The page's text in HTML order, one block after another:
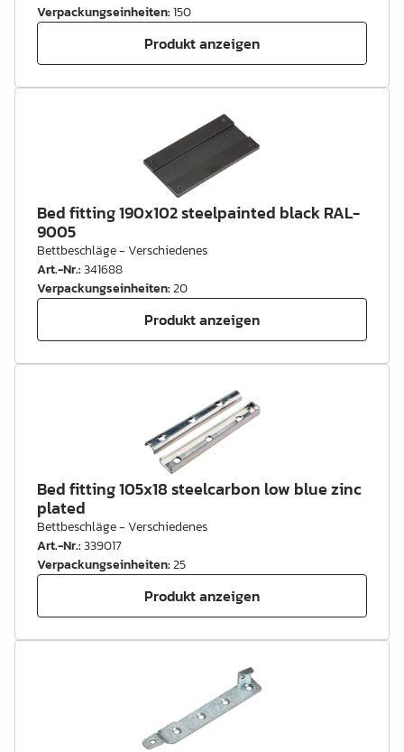
Verpackungseinheiten:150
Produkt anzeigen
Bed fitting 190x102 steelpainted black RAL-
9005
Bettbeschläge - Verschiedenes
Art.-Nr.:341688
Verpackungseinheiten:20
Produkt anzeigen
Bed fitting 105x18 steelcarbon low blue zinc
plated
Bettbeschläge - Verschiedenes
Art.-Nr.:339017
Verpackungseinheiten:25
Produkt anzeigen